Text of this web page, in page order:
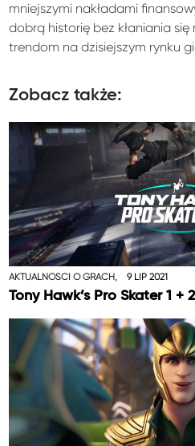
mniejszymi nakładami
dobrą historię bez kłaniania
trendom na dzisiejszym rynku
Zobacz także:
AKTUALNOŚCI O GRACH, 9 LIP 2021
Tony Hawk’s Pro Skater 1 +